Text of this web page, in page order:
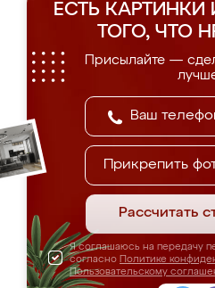
ЕСТЬ КАРТИНКИ
ТОГО, ЧТО
Присылайте —
Прикрепить
Рассчитать
Я соглашаюсь на передачу
согласно Политике
Пользовательскому